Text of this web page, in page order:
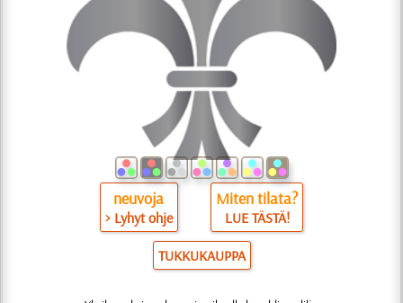
neuvoja
> Lyhyt ohje
Miten tilata?
LUE TÄSTÄ!
TUKKUKAUPPA